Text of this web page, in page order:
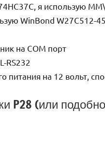
я использую
WinBond W27C512-
на COM порт
RS232
питания на 12 вольт,
(или